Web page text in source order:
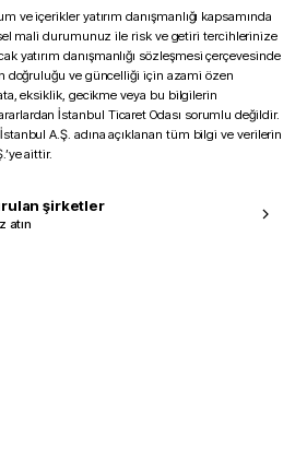
ve içerikler yatırım danışmanlığı kapsamında
mali durumunuz ile risk ve getiri tercihlerinize
yatırım danışmanlığı sözleşmesi çerçevesinde
doğruluğu ve güncelliği için azami özen
eksiklik, gecikme veya bu bilgilerin
İstanbul Ticaret Odası sorumlu değildir.
A.Ş. adına açıklanan tüm bilgi ve verilerin
aittir.
şirketler
atın